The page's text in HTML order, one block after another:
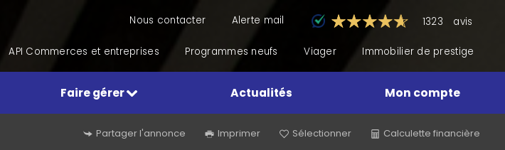
Nous contacter Alerte mail 1323 avis
API Commerces et entreprises Programmes neufs Viager Immobilier de prestige
Faire gérer Actualités Mon compte
Partager l'annonce Imprimer Sélectionner Calculette financière